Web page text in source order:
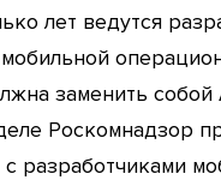
лет ведутся
заменить собой
Роскомнадзор
разработчиками